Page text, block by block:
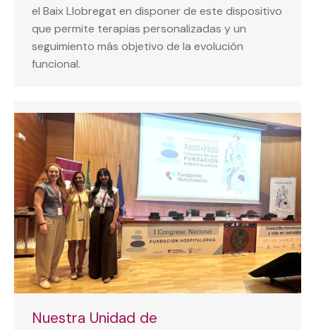
el Baix Llobregat en disponer de este dispositivo
que permite terapias personalizadas y un
seguimiento más objetivo de la evolución
funcional.
Nuestra Unidad de